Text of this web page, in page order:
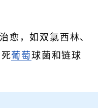
愈，如双氯西林、
葡萄球菌和链球